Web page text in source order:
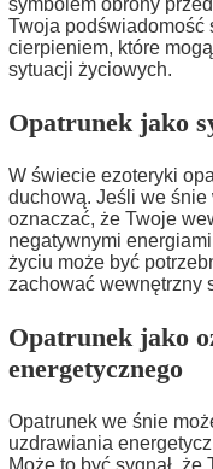
symbolem obrony
Twoja podświadomość
cierpieniem, które
sytuacji życiowych.
Opatrunek jako
W świecie ezoteryki
duchową. Jeśli we
oznaczać, że Twoje
negatywnymi
życiu może być
zachować wewnętrzny
Opatrunek jako
energetycznego
Opatrunek we śnie
uzdrawiania